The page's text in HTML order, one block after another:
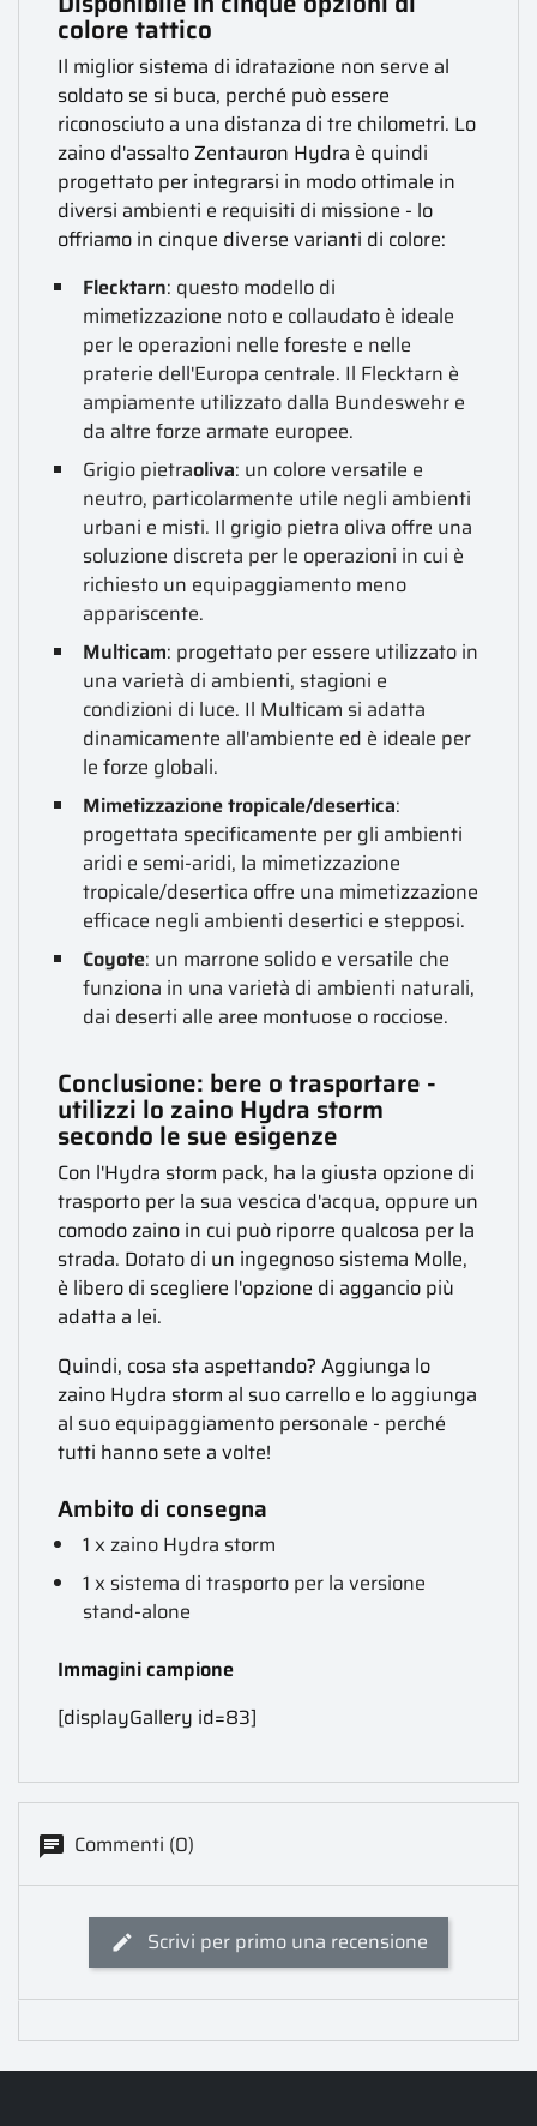
colore tattico
Il miglior sistema di idratazione non serve al
soldato se si buca, perché può essere
riconosciuto a una distanza di tre chilometri. Lo
zaino d'assalto Zentauron Hydra è quindi
progettato per integrarsi in modo ottimale in
diversi ambienti e requisiti di missione - lo
offriamo in cinque diverse varianti di colore:
Flecktarn: questo modello di
mimetizzazione noto e collaudato è ideale
per le operazioni nelle foreste e nelle
praterie dell'Europa centrale. Il Flecktarn è
ampiamente utilizzato dalla Bundeswehr e
da altre forze armate europee.
Grigio pietraoliva: un colore versatile e
neutro, particolarmente utile negli ambienti
urbani e misti. Il grigio pietra oliva offre una
soluzione discreta per le operazioni in cui è
richiesto un equipaggiamento meno
appariscente.
Multicam: progettato per essere utilizzato in
una varietà di ambienti, stagioni e
condizioni di luce. Il Multicam si adatta
dinamicamente all'ambiente ed è ideale per
le forze globali.
Mimetizzazione tropicale/desertica:
progettata specificamente per gli ambienti
aridi e semi-aridi, la mimetizzazione
tropicale/desertica offre una mimetizzazione
efficace negli ambienti desertici e stepposi.
Coyote: un marrone solido e versatile che
funziona in una varietà di ambienti naturali,
dai deserti alle aree montuose o rocciose.
Conclusione: bere o trasportare -
utilizzi lo zaino Hydra storm
secondo le sue esigenze
Con l'Hydra storm pack, ha la giusta opzione di
trasporto per la sua vescica d'acqua, oppure un
comodo zaino in cui può riporre qualcosa per la
strada. Dotato di un ingegnoso sistema Molle,
è libero di scegliere l'opzione di aggancio più
adatta a lei.
Quindi, cosa sta aspettando? Aggiunga lo
zaino Hydra storm al suo carrello e lo aggiunga
al suo equipaggiamento personale - perché
tutti hanno sete a volte!
Ambito di consegna
1 x zaino Hydra storm
1 x sistema di trasporto per la versione
stand-alone
Immagini campione
[displayGallery id=83]
Commenti (0)
Scrivi per primo una recensione